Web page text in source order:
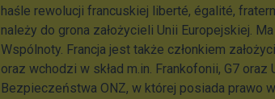
haśle rewolucji francuskiej liberté, égalité,
należy do grona założycieli Unii Europejskiej.
Wspólnoty. Francja jest także członkiem
oraz wchodzi w skład m.in. Frankofonii, G7
Bezpieczeństwa ONZ, w której posiada prawo